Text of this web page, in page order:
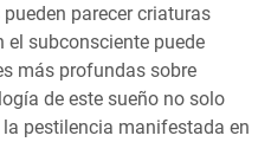
parecer criaturas
el subconsciente puede
más profundas sobre
de este sueño no solo
pestilencia manifestada en